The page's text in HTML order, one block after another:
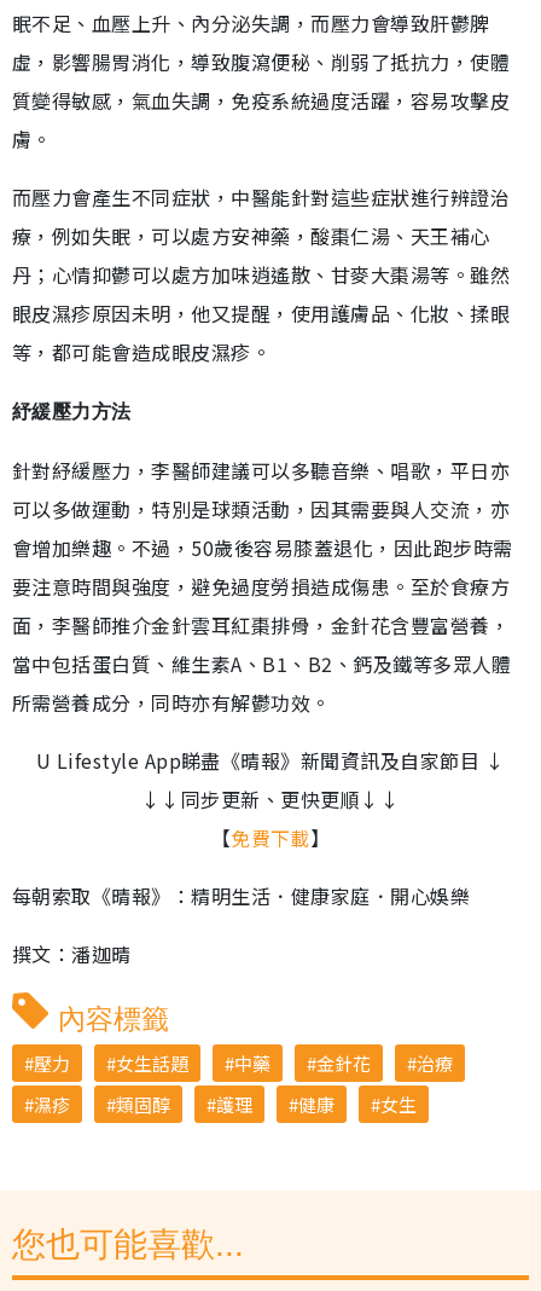
眠不足、血壓上升、內分泌失調，而壓力會導致肝鬱脾
虛，影響腸胃消化，導致腹瀉便秘、削弱了抵抗力，使體
質變得敏感，氣血失調，免疫系統過度活躍，容易攻擊皮
膚。
而壓力會產生不同症狀，中醫能針對這些症狀進行辨證治
療，例如失眠，可以處方安神藥，酸棗仁湯、天王補心
丹；心情抑鬱可以處方加味逍遙散、甘麥大棗湯等。雖然
眼皮濕疹原因未明，他又提醒，使用護膚品、化妝、揉眼
等，都可能會造成眼皮濕疹。
紓緩壓力方法
針對紓緩壓力，李醫師建議可以多聽音樂、唱歌，平日亦
可以多做運動，特別是球類活動，因其需要與人交流，亦
會增加樂趣。不過，50歲後容易膝蓋退化，因此跑步時需
要注意時間與強度，避免過度勞損造成傷患。至於食療方
面，李醫師推介金針雲耳紅棗排骨，金針花含豐富營養，
當中包括蛋白質、維生素A、B1、B2、鈣及鐵等多眾人體
所需營養成分，同時亦有解鬱功效。
U Lifestyle App睇盡《晴報》新聞資訊及自家節目 ↓
↓↓同步更新、更快更順↓↓
【免費下載】
每朝索取《晴報》：精明生活．健康家庭．開心娛樂
撰文：潘迦晴
內容標籤
壓力 女生話題 中藥 金針花
治療
濕疹
類固醇 護理 健康 女生
您也可能喜歡...